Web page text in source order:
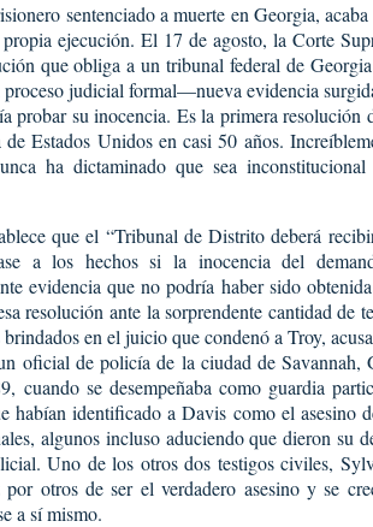
sentenciado a muerte en Georgia,
ejecución. El 17 de agosto, la Corte
que obliga a un tribunal federal de
proceso judicial formal—nueva evidencia
probar su inocencia. Es la primera resolución
Estados Unidos en casi 50 años.
ha dictaminado que sea
que el “Tribunal de Distrito deberá
a los hechos si la inocencia del
evidencia que no podría haber sido
resolución ante la sorprendente cantidad de
en el juicio que condenó a Troy,
oficial de policía de la ciudad de Savannah,
cuando se desempeñaba como guardia
habían identificado a Davis como el asesino
algunos incluso aduciendo que dieron su
Uno de los otros dos testigos civiles,
por otros de ser el verdadero asesino y se
a sí mismo.